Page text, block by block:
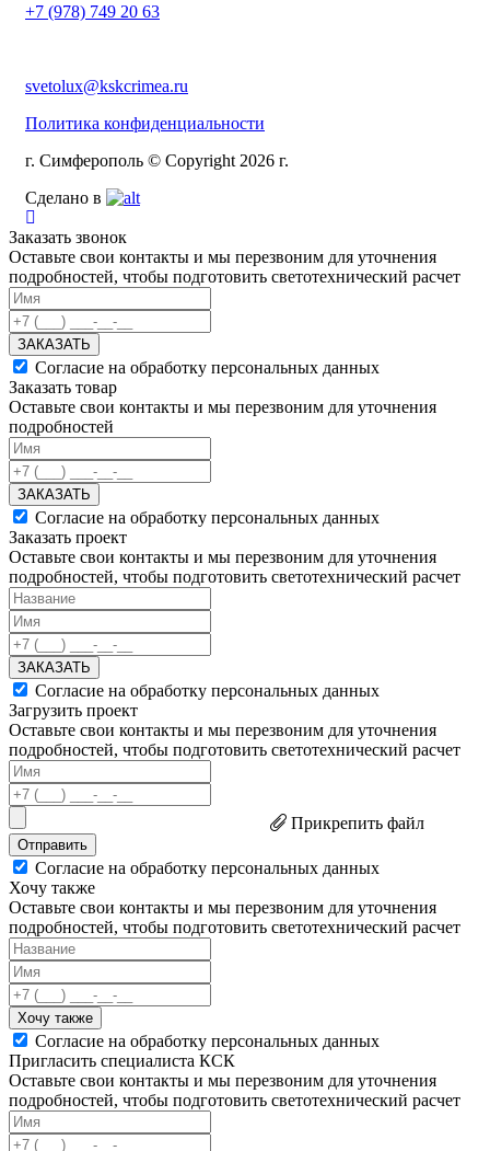
+7 (978) 749 20 63
svetolux@kskcrimea.ru
Политика конфиденциальности
г. Симферополь © Copyright 2026 г.
Сделано в
Заказать звонок
Оставьте свои контакты и мы перезвоним для уточнения
подробностей, чтобы подготовить светотехнический расчет
ЗАКАЗАТЬ
Согласие на обработку персональных данных
Заказать товар
Оставьте свои контакты и мы перезвоним для уточнения
подробностей
ЗАКАЗАТЬ
Согласие на обработку персональных данных
Заказать проект
Оставьте свои контакты и мы перезвоним для уточнения
подробностей, чтобы подготовить светотехнический расчет
ЗАКАЗАТЬ
Согласие на обработку персональных данных
Загрузить проект
Оставьте свои контакты и мы перезвоним для уточнения
подробностей, чтобы подготовить светотехнический расчет
Прикрепить файл
Отправить
Согласие на обработку персональных данных
Хочу также
Оставьте свои контакты и мы перезвоним для уточнения
подробностей, чтобы подготовить светотехнический расчет
Хочу также
Согласие на обработку персональных данных
Пригласить специалиста КСК
Оставьте свои контакты и мы перезвоним для уточнения
подробностей, чтобы подготовить светотехнический расчет